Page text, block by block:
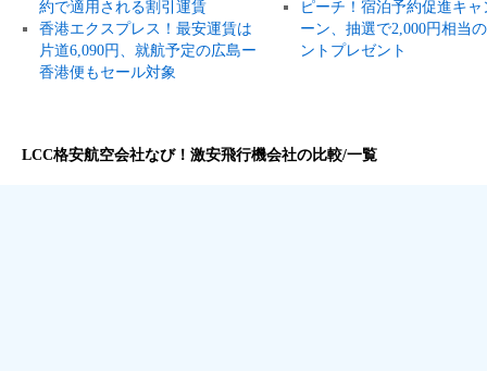
約で適用される割引運賃
香港エクスプレス！最安運賃は
片道6,090円、就航予定の広島ー
香港便もセール対象
ピーチ！宿泊予約促進キャ
ーン、抽選で2,000円相当
ントプレゼント
LCC格安航空会社なび！激安飛行機会社の比較/一覧